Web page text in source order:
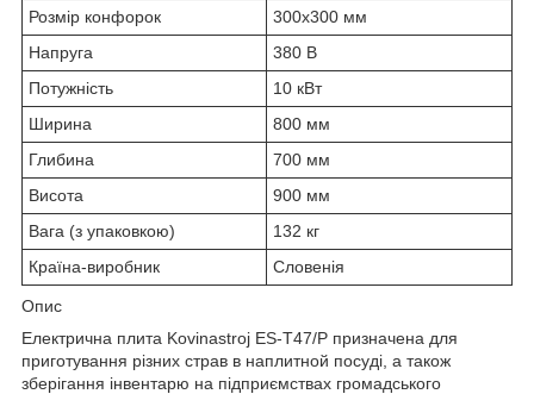
Розмір конфорок
300х300 мм
Напруга
380 В
Потужність
10 кВт
Ширина
800 мм
Глибина
700 мм
Висота
900 мм
Вага (з упаковкою)
132 кг
Країна-виробник
Словенія
Опис
Електрична плита Kovinastroj ES-Т47/P призначена для
приготування різних страв в наплитной посуді, а також
зберігання інвентарю на підприємствах громадського